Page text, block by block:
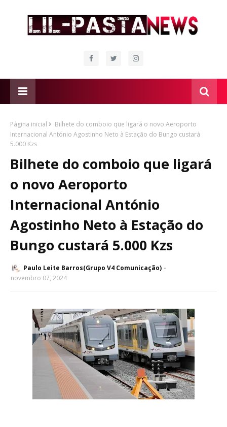
Página inicial
Bilhete do comboio que ligará o novo Aeroporto
Internacional António Agostinho Neto à Estação do Bungo custará
5.000 Kzs
Bilhete do comboio que ligará
o novo Aeroporto
Internacional António
Agostinho Neto à Estação do
Bungo custará 5.000 Kzs
Paulo Leite Barros(Grupo V4 Comunicação)
novembro 07, 2024